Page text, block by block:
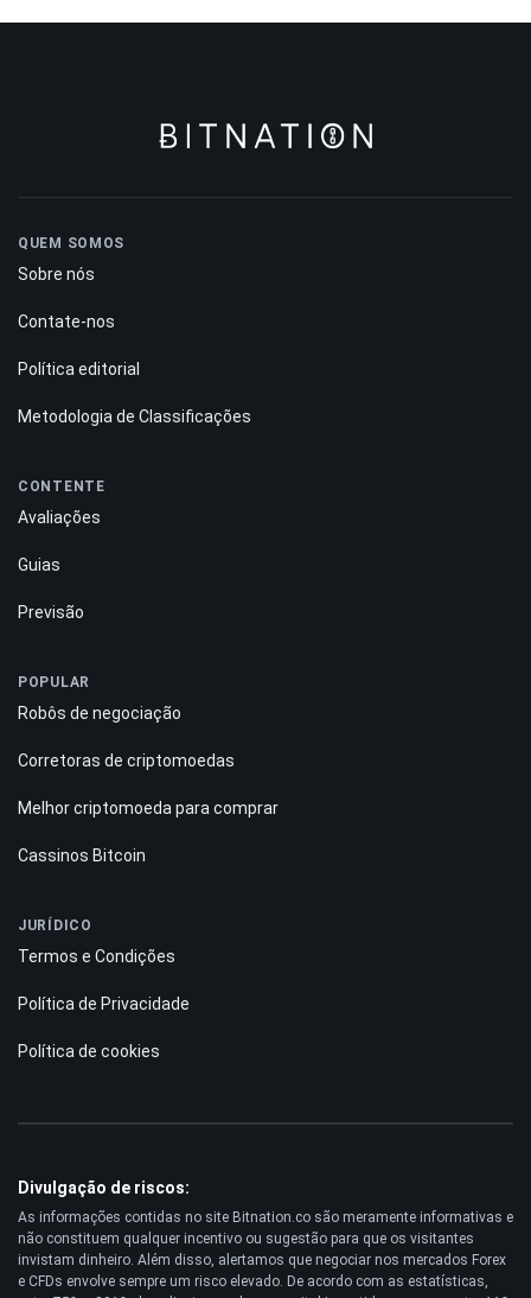
QUEM SOMOS
Sobre nós
Contate-nos
Política editorial
Metodologia de Classificações
CONTENTE
Avaliações
Guias
Previsão
POPULAR
Robôs de negociação
Corretoras de criptomoedas
Melhor criptomoeda para comprar
Cassinos Bitcoin
JURÍDICO
Termos e Condições
Política de Privacidade
Política de cookies
Divulgação de riscos:
As informações contidas no site Bitnation.co são meramente informativas e
não constituem qualquer incentivo ou sugestão para que os visitantes
invistam dinheiro. Além disso, alertamos que negociar nos mercados Forex
e CFDs envolve sempre um risco elevado. De acordo com as estatísticas,